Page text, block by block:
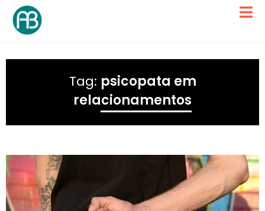
Tag: psicopata em
relacionamentos